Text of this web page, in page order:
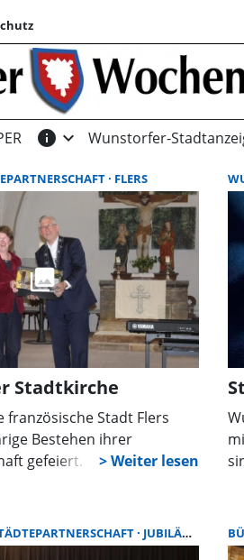
info expand_more Wunstorfer-
FLERS
Stadtkirche
Stadt Flers
Bestehen ihrer
gefeiert. Beim Festakt in
Bedeutung der
Zukunft Europas.
JUBILÄUMSJAHR